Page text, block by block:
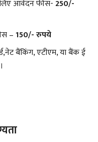
लिए आवेदन फीस-250/-
–150/- रुपये
बैंकिंग, एटीएम, या बैंक ई